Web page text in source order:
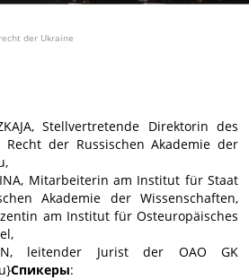
der Ukraine
Stellvertretende Direktorin des
der Russischen Akademie der
Mitarbeiterin am Institut für Staat
Akademie der Wissenschaften,
am Institut für Osteuropäisches
leitender Jurist der OAO GK
Спикеры: